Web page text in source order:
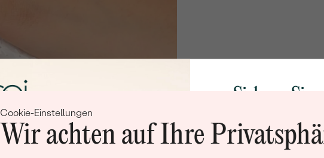
Cookie-Einstellungen
Wir achten auf Ihre
Sichern Sie
Rabatt auf